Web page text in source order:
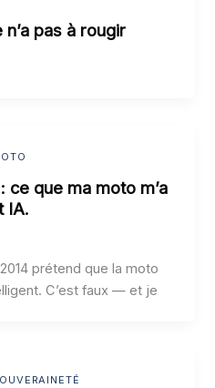
n’a pas à rougir
ce que ma moto m’a
IA.
prétend que la moto
C’est faux — et je